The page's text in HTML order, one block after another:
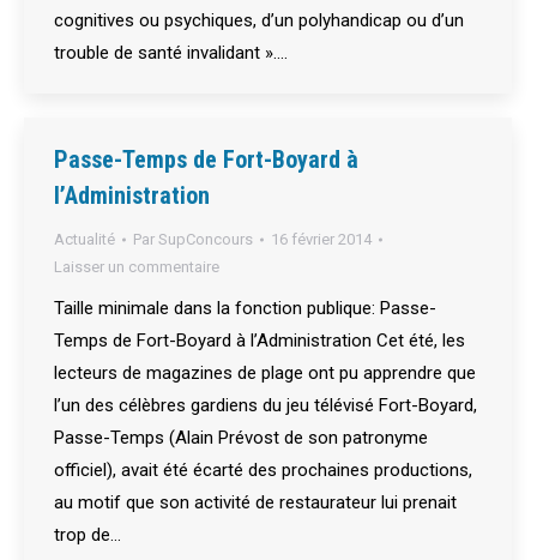
cognitives ou psychiques, d’un polyhandicap ou d’un
trouble de santé invalidant ».…
Passe-Temps de Fort-Boyard à
l’Administration
Actualité Par SupConcours
16 février 2014
Laisser un commentaire
Taille minimale dans la fonction publique: Passe-
Temps de Fort-Boyard à l’Administration Cet été, les
lecteurs de magazines de plage ont pu apprendre que
l’un des célèbres gardiens du jeu télévisé Fort-Boyard,
Passe-Temps (Alain Prévost de son patronyme
officiel), avait été écarté des prochaines productions,
au motif que son activité de restaurateur lui prenait
trop de…